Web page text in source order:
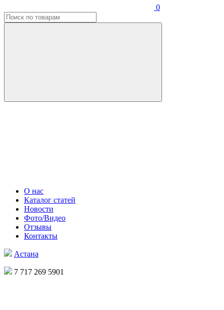
0
О нас
Каталог статей
Новости
Фото/Видео
Отзывы
Контакты
Астана
7 717 269 5901